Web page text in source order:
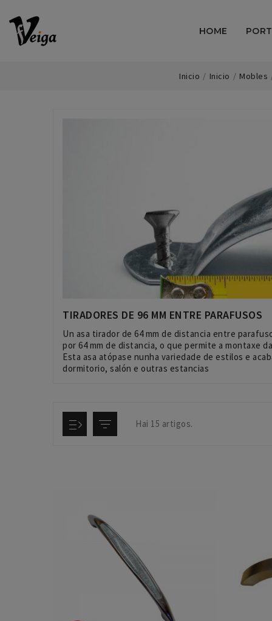
HOME
Inicio Inicio Mobles
TIRADORES DE 96 MM ENTRE PARAFUSOS
Un asa tirador de 64 mm de distancia entre
por 64 mm de distancia, o que permite a montaxe
Esta asa atópase nunha variedade de estilos e
dormitorio, salón e outras estancias
Hai 15 artigos.